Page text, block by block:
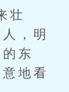
壮
，明
东
地看